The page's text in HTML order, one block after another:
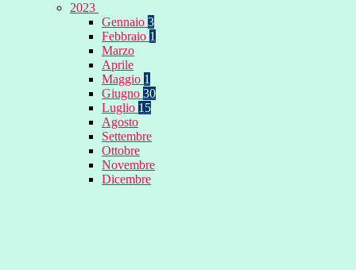
2023
Gennaio 3
Febbraio 1
Marzo
Aprile
Maggio 1
Giugno 30
Luglio 15
Agosto
Settembre
Ottobre
Novembre
Dicembre